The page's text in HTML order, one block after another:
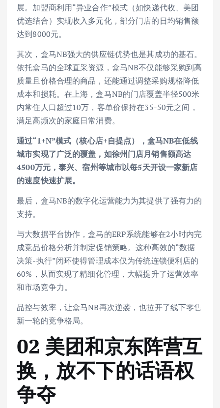
展。加盟商利用“异业合作”模式（如快递代收、美团
优选结合）实现收入多元化，部分门店的日均销售额
达到8000元。
其次，盒马NB强大的供应链优势也是其成功的基石。
依托盒马的全球直采资源，盒马NB不仅能够采购到高
质量且价格合理的商品，还能通过调整采购规格降低
成本和损耗。在上海，盒马NB的门店覆盖半径500米
内常住人口超过10万，客单价保持在35-50元之间，
满足高频次的家庭日常消费。
通过“1+N”模式（核心店+自提点），盒马NB在低线
城市实现了广泛的覆盖，如徐州门店月销售额高达
4500万元，泰兴、宿州等城市以每5天开设一家新店
的速度快速扩展。
最后，盒马NB的数字化运营能力为其提供了强有力的
支持。
与大数据平台协作，盒马的ERP系统能够在2小时内完
成竞品价格分析并制定促销策略。这种高效的“数据-
决策-执行”闭环使得管理成本仅为传统连锁便利店的
60%，从而实现了精细化管理，大幅提升了运营效率
和市场竞争力。
品控与效率，让盒马NB再次逆袭，也拉开了线下零售
新一轮的竞争格局。
02 美团和京东阵营互
换，放不下的话语权
争夺